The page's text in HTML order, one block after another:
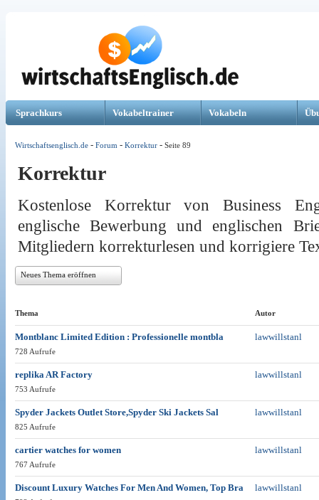
Sprachkurs Vokabeltrainer Vokabeln
Wirtschaftsenglisch.de - Forum - Korrektur - Seite 89
Korrektur
Kostenlose Korrektur von Business
englische Bewerbung und englischen
Mitgliedern korrekturlesen und korrigiere
Neues Thema eröffnen
Thema Autor
Montblanc Limited Edition : Professionelle montbla
728 Aufrufe
lawwillstanl
replika AR Factory
753 Aufrufe
lawwillstanl
Spyder Jackets Outlet Store,Spyder Ski Jackets Sal
825 Aufrufe
lawwillstanl
cartier watches for women
767 Aufrufe
lawwillstanl
Discount Luxury Watches For Men And Women, Top Bra lawwillstanl